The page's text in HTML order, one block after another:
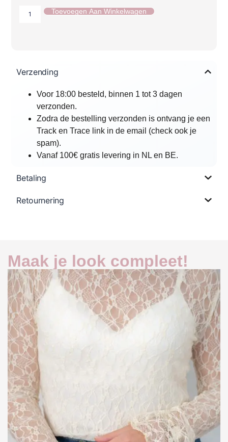
Toevoegen Aan Winkelwagen
Verzending
Voor 18:00 besteld, binnen 1 tot 3 dagen
verzonden.
Zodra de bestelling verzonden is ontvang je een
Track en Trace link in de email (check ook je
spam).
Vanaf 100€ gratis levering in NL en BE.
Betaling
Retournering
Maak je look compleet!